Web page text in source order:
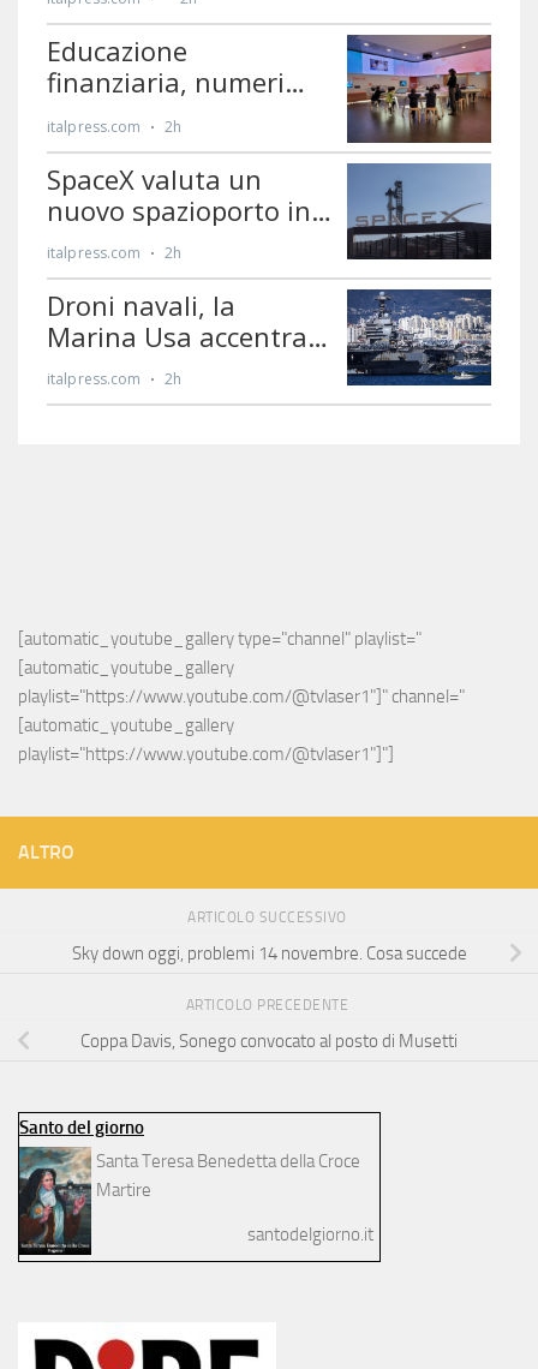
[automatic_youtube_gallery type="channel" playlist="
[automatic_youtube_gallery
playlist="https://www.youtube.com/@tvlaser1"]" channel="
[automatic_youtube_gallery
playlist="https://www.youtube.com/@tvlaser1"]"]
ALTRO
ARTICOLO SUCCESSIVO
Sky down oggi, problemi 14 novembre. Cosa succede
ARTICOLO PRECEDENTE
Coppa Davis, Sonego convocato al posto di Musetti
Santo del giorno
Santa Teresa Benedetta della Croce
Martire
santodelgiorno.it